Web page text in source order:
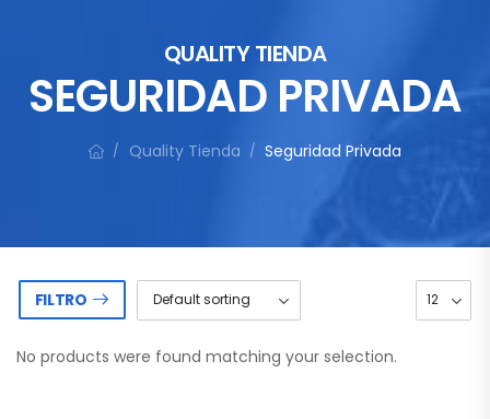
QUALITY TIENDA
SEGURIDAD PRIVADA
/ Quality Tienda / Seguridad Privada
FILTRO
No products were found matching your selection.